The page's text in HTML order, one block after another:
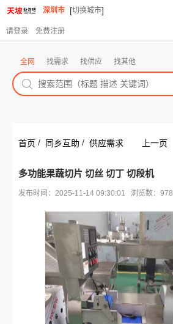
深圳市 [切换城市]
请登录 免费注册
全网 找需求 找供应 找其他
首页 / 同乡互助 / 供应需求 上一页
多功能果蔬切片 切丝 切丁 切段机
发布时间：2025-11-14 09:30:01 浏览数：978